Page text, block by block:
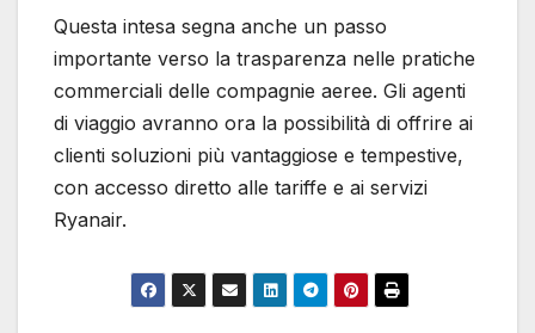
Questa intesa segna anche un passo
importante verso la trasparenza nelle pratiche
commerciali delle compagnie aeree. Gli agenti
di viaggio avranno ora la possibilità di offrire ai
clienti soluzioni più vantaggiose e tempestive,
con accesso diretto alle tariffe e ai servizi
Ryanair.